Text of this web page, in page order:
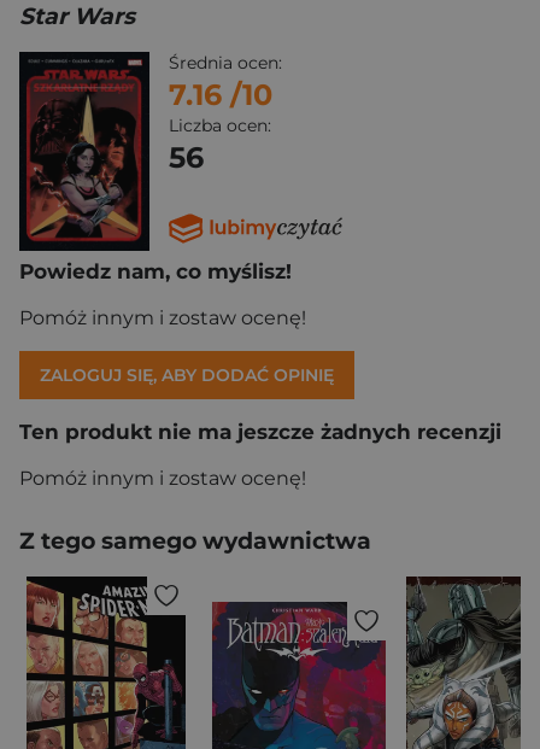
Star Wars
Średnia ocen:
7.16 /10
Liczba ocen:
56
Powiedz nam, co myślisz!
Pomóż innym i zostaw ocenę!
ZALOGUJ SIĘ, ABY DODAĆ OPINIĘ
Ten produkt nie ma jeszcze żadnych recenzji
Pomóż innym i zostaw ocenę!
Z tego samego wydawnictwa